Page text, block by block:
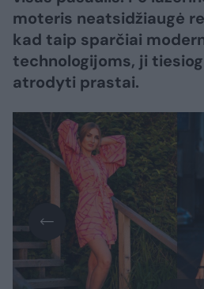
moteris neatsidžiaugė
kad taip sparčiai
technologijoms, ji
atrodyti prastai.